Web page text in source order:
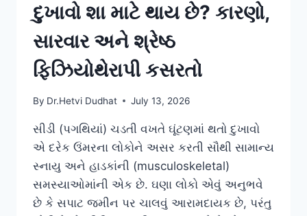
દુખાવો શા માટે થાય છે? કારણો,
સારવાર અને શ્રેષ્ઠ
ફિઝિયોથેરાપી કસરતો
By Dr.Hetvi Dudhat July 13, 2026
સીડી (પગથિયાં) ચડતી વખતે ઘૂંટણમાં થતો દુખાવો
એ દરેક ઉંમરના લોકોને અસર કરતી સૌથી સામાન્ય
સ્નાયુ અને હાડકાંની (musculoskeletal)
સમસ્યાઓમાંની એક છે. ઘણા લોકો એવું અનુભવે
છે કે સપાટ જમીન પર ચાલવું આરામદાયક છે, પરંતુ